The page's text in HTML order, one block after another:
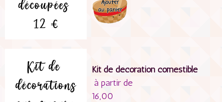
Kit de décoration comestible
à partir de
16,00